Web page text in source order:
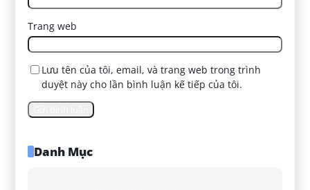
Trang web
Lưu tên của tôi, email, và trang web trong trình
duyệt này cho lần bình luận kế tiếp của tôi.
Danh Mục